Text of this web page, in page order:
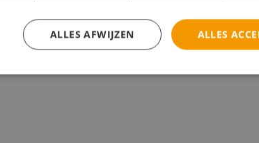
ALLES
ALLES AFWIJZEN